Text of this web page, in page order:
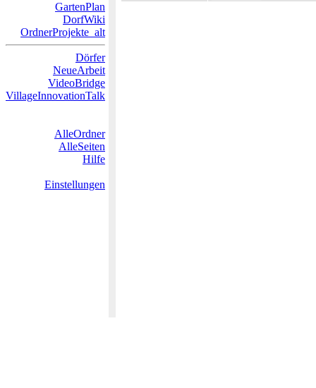
GartenPlan
DorfWiki
OrdnerProjekte_alt
Dörfer
NeueArbeit
VideoBridge
VillageInnovationTalk
AlleOrdner
AlleSeiten
Hilfe
Einstellungen